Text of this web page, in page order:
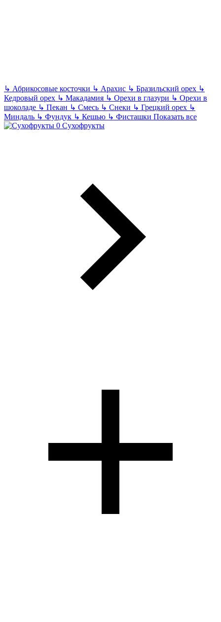
↳ Абрикосовые косточки ↳ Арахис ↳ Бразильский орех ↳
Кедровый орех ↳ Макадамия ↳ Орехи в глазури ↳ Орехи в
шоколаде ↳ Пекан ↳ Смесь ↳ Снеки ↳ Грецкий орех ↳
Миндаль ↳ Фундук ↳ Кешью ↳ Фисташки Показать все
Сухофрукты